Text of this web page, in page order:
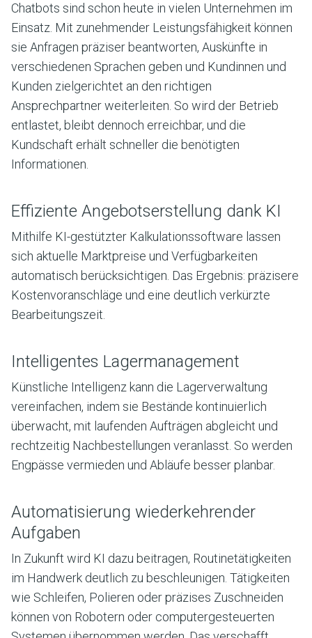
Chatbots sind schon heute in vielen Unternehmen im
Einsatz. Mit zunehmender Leistungsfähigkeit können
sie Anfragen präziser beantworten, Auskünfte in
verschiedenen Sprachen geben und Kundinnen und
Kunden zielgerichtet an den richtigen
Ansprechpartner weiterleiten. So wird der Betrieb
entlastet, bleibt dennoch erreichbar, und die
Kundschaft erhält schneller die benötigten
Informationen.
Effiziente Angebotserstellung dank KI
Mithilfe KI-gestützter Kalkulationssoftware lassen
sich aktuelle Marktpreise und Verfügbarkeiten
automatisch berücksichtigen. Das Ergebnis: präzisere
Kostenvoranschläge und eine deutlich verkürzte
Bearbeitungszeit.
Intelligentes Lagermanagement
Künstliche Intelligenz kann die Lagerverwaltung
vereinfachen, indem sie Bestände kontinuierlich
überwacht, mit laufenden Aufträgen abgleicht und
rechtzeitig Nachbestellungen veranlasst. So werden
Engpässe vermieden und Abläufe besser planbar.
Automatisierung wiederkehrender
Aufgaben
In Zukunft wird KI dazu beitragen, Routinetätigkeiten
im Handwerk deutlich zu beschleunigen. Tätigkeiten
wie Schleifen, Polieren oder präzises Zuschneiden
können von Robotern oder computergesteuerten